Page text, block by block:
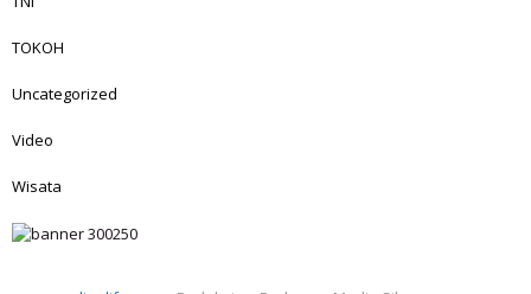
TOKOH
Uncategorized
Video
Wisata